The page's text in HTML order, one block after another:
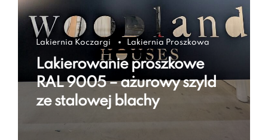
Lakiernia Koczargi Lakiernia Proszkowa
Lakierowanie proszkowe
RAL 9005 – ażurowy szyld
ze stalowej blachy